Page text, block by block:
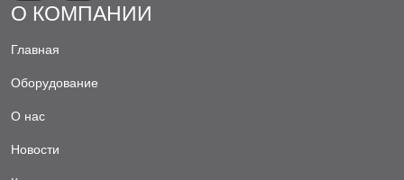
О КОМПАНИИ
Главная
Оборудование
О нас
Новости